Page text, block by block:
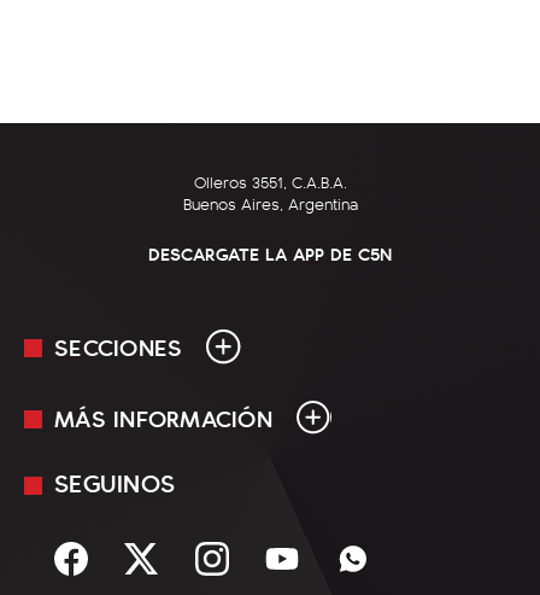
Olleros 3551, C.A.B.A.
Buenos Aires, Argentina
DESCARGATE LA APP DE C5N
SECCIONES
En Vivo
Sociedad
MÁS INFORMACIÓN
Mediakit
Términos y condiciones
SEGUINOS